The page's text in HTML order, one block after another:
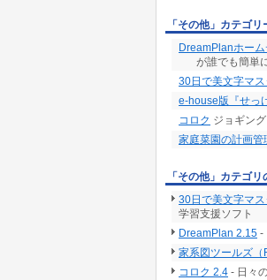
「その他」カテゴ
DreamPlanホー
が誰でも簡単
30日で美文字マス
e-house版『せっ
コロク ジョギン
家庭菜園の計画管
「その他」カテゴ
30日で美文字マス
学習支援ソフト
DreamPlan 2.15 -
家系図ツールズ
コロク 2.4 - 日々